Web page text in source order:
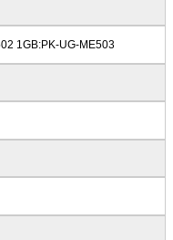
1GB:PK-UG-ME503